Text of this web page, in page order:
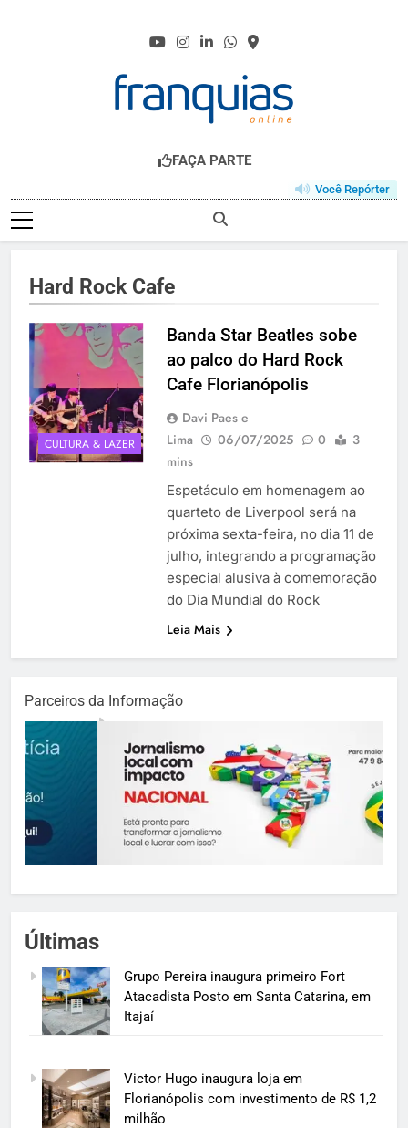
FAÇA PARTE
Você Repórter
Hard Rock Cafe
CULTURA & LAZER
Banda Star Beatles sobe
ao palco do Hard Rock
Cafe Florianópolis
Davi Paes e
Lima
06/07/2025 0
3
mins
Espetáculo em homenagem ao
quarteto de Liverpool será na
próxima sexta-feira, no dia 11 de
julho, integrando a programação
especial alusiva à comemoração
do Dia Mundial do Rock
Leia Mais
Parceiros da Informação
Últimas
Grupo Pereira inaugura primeiro Fort
Atacadista Posto em Santa Catarina, em
Itajaí
Victor Hugo inaugura loja em
Florianópolis com investimento de R$ 1,2
milhão